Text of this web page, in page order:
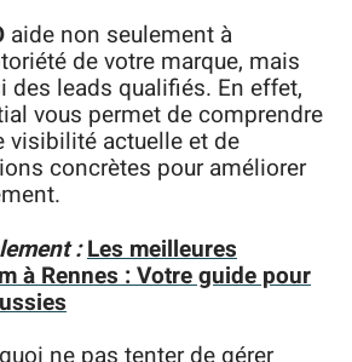
aide non seulement à
de votre marque, mais
des leads qualifiés. En effet,
vous permet de comprendre
visibilité actuelle et de
concrètes pour améliorer
: Les meilleures
à Rennes : Votre guide pour